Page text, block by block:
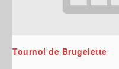
Tournoi de Brugelette